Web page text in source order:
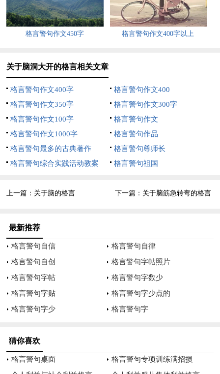
露天用电，要保安全。
废旧设施，切勿凑合。
砂轮车床，不可乱舞。
技术工种，提前培训。
突击上岗，漏洞百出。
生产紧张，精心安排。
不可敷衍，草率应付。
三预防触电，随时注意。
电源电器，严格防护。
触电事故，预防为主。
火电灾害，潜伏似虎。
当心吃人，一命呜呼。
自身安全，切莫忘记。
格言警句作文450字 格言警句作文400字以上
关于脑洞大开的格言相关文章
格言警句作文400字
格言警句作文400
格言警句作文350字
格言警句作文300字
格言警句作文100字
格言警句作文
格言警句作文1000字
格言警句作品
格言警句最多的古典著作
格言警句尊师长
格言警句综合实践活动教案
格言警句祖国
上一篇： 关于脑的格言 下一篇： 关于脑筋急转弯的格言
最新推荐
格言警句自信
格言警句自律
格言警句自创
格言警句字帖照片
格言警句字帖
格言警句字数少
格言警句字贴
格言警句字少点的
格言警句字少
格言警句字
猜你喜欢
格言警句桌面
格言警句专项训练满招损